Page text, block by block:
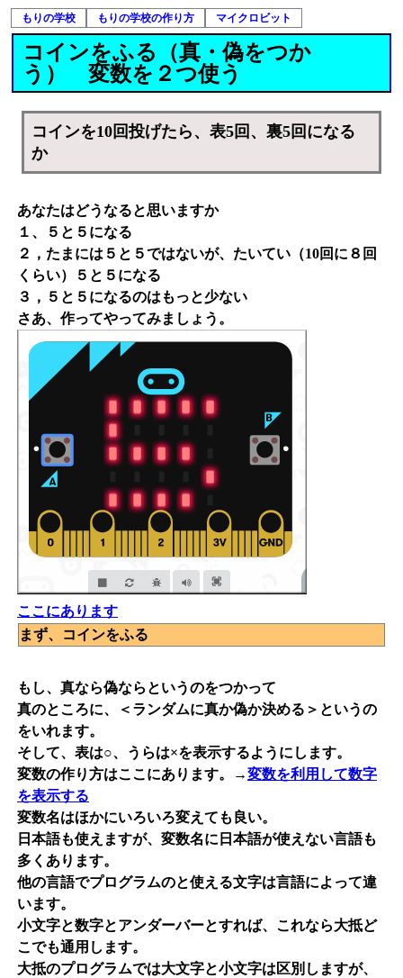
もりの学校 もりの学校の作り方 マイクロビット
コインをふる（真・偽をつか
う） 変数を２つ使う
コインを10回投げたら、表5回、裏5回になる
か
あなたはどうなると思いますか
１、５と５になる
２，たまには５と５ではないが、たいてい（10回に８回
くらい）５と５になる
３，５と５になるのはもっと少ない
さあ、作ってやってみましょう。
ここにあります
まず、コインをふる
もし、真なら偽ならというのをつかって
真のところに、＜ランダムに真か偽か決める＞というの
をいれます。
そして、表は○、うらは×を表示するようにします。
変数の作り方はここにあります。→変数を利用して数字
を表示する
変数名はほかにいろいろ変えても良い。
日本語も使えますが、変数名に日本語が使えない言語も
多くあります。
他の言語でプログラムのと使える文字は言語によって違
います。
小文字と数字とアンダーバーとすれば、これなら大抵ど
こでも通用します。
大抵のプログラムでは大文字と小文字は区別しますが、